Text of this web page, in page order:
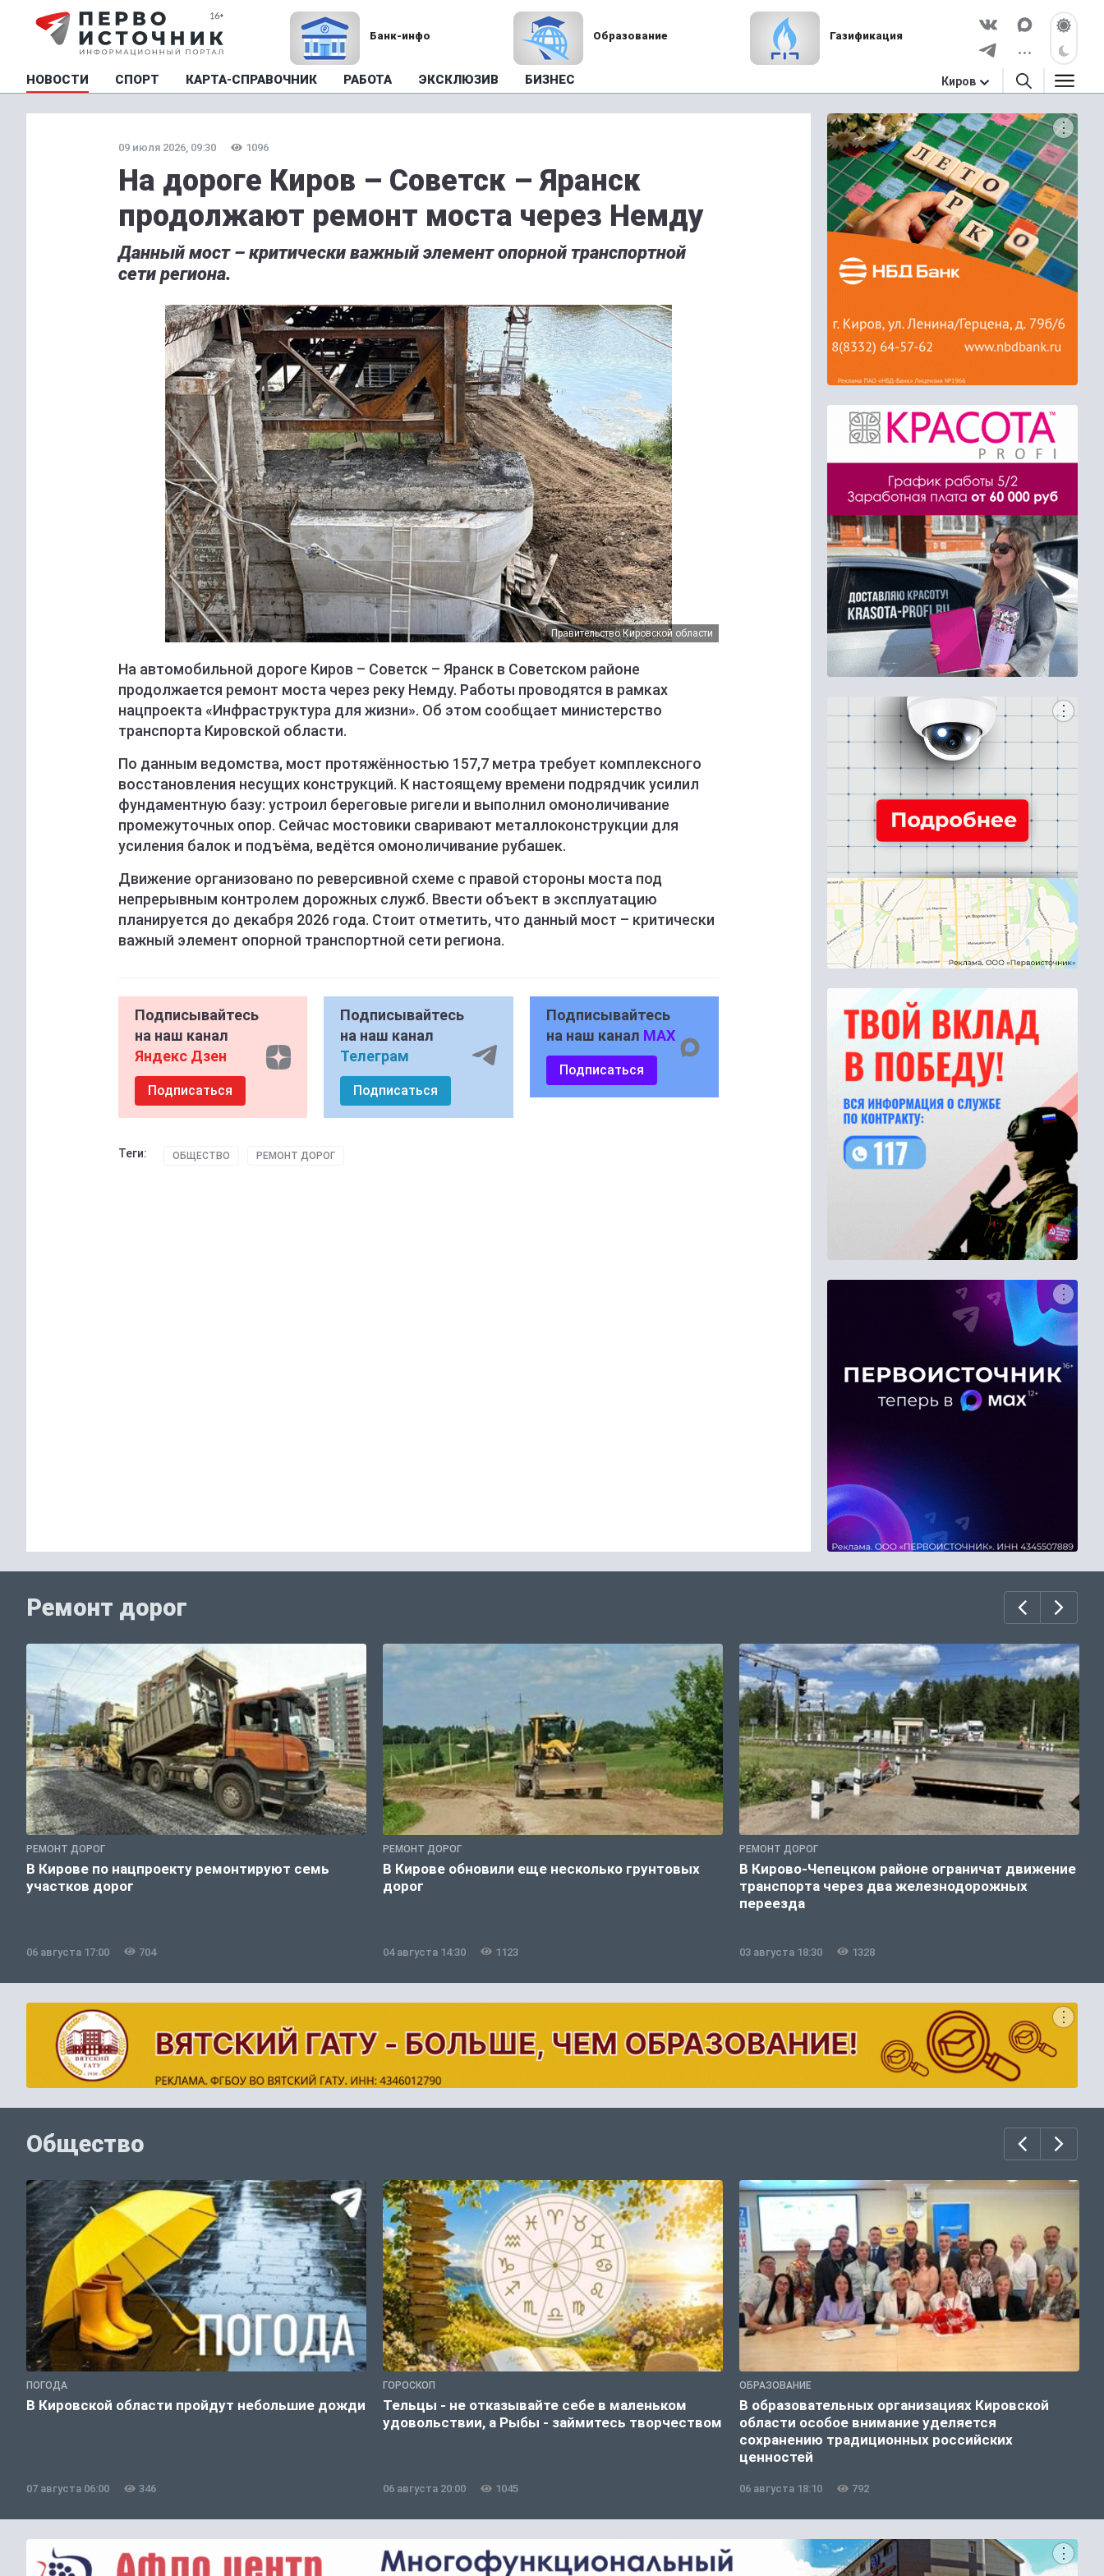
Банк-инфо Образование Газификация
НОВОСТИ СПОРТ КАРТА-СПРАВОЧНИК РАБОТА ЭКСКЛЮЗИВ БИЗНЕС Киров
09 июля 2026, 09:30 1096
На дороге Киров – Советск – Яранск
продолжают ремонт моста через Немду
Данный мост – критически важный элемент опорной транспортной
сети региона.
Правительство Кировской области
На автомобильной дороге Киров – Советск – Яранск в Советском районе
продолжается ремонт моста через реку Немду. Работы проводятся в рамках
нацпроекта «Инфраструктура для жизни». Об этом сообщает министерство
транспорта Кировской области.
По данным ведомства, мост протяжённостью 157,7 метра требует комплексного
восстановления несущих конструкций. К настоящему времени подрядчик усилил
фундаментную базу: устроил береговые ригели и выполнил омоноличивание
промежуточных опор. Сейчас мостовики сваривают металлоконструкции для
усиления балок и подъёма, ведётся омоноличивание рубашек.
Движение организовано по реверсивной схеме с правой стороны моста под
непрерывным контролем дорожных служб. Ввести объект в эксплуатацию
планируется до декабря 2026 года. Стоит отметить, что данный мост – критически
важный элемент опорной транспортной сети региона.
Подписывайтесь
на наш канал
Яндекс Дзен
Подписаться
Подписывайтесь
на наш канал
Телеграм
Подписаться
Подписывайтесь
на наш канал MAX
Подписаться
Теги: ОБЩЕСТВО РЕМОНТ ДОРОГ
Ремонт дорог
РЕМОНТ ДОРОГ
В Кирове по нацпроекту ремонтируют семь
участков дорог
06 августа 17:00 704
РЕМОНТ ДОРОГ
В Кирове обновили еще несколько грунтовых
дорог
04 августа 14:30 1123
РЕМОНТ ДОРОГ
В Кирово-Чепецком районе ограничат движение
транспорта через два железнодорожных
переезда
03 августа 18:30 1328
Общество
ПОГОДА
В Кировской области пройдут небольшие дожди
07 августа 06:00 346
ГОРОСКОП
Тельцы - не отказывайте себе в маленьком
удовольствии, а Рыбы - займитесь творчеством
06 августа 20:00 1045
ОБРАЗОВАНИЕ
В образовательных организациях Кировской
области особое внимание уделяется
сохранению традиционных российских
ценностей
06 августа 18:10 792